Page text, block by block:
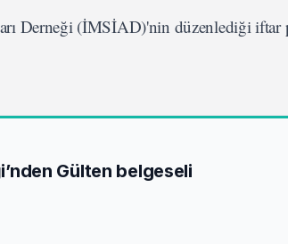
Derneği (İMSİAD)'nin düzenlediği iftar
Gülten belgeseli